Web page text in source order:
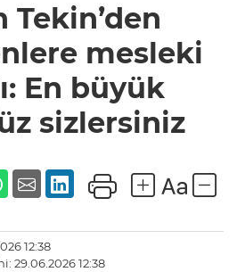
mesajı: En
büyük
Tekin’den
mesleki
En büyük
sizlersiniz
12:38
29.06.2026 12:38